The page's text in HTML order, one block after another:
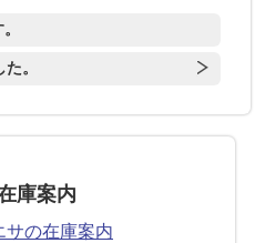
。
庫案内
サの在庫案内